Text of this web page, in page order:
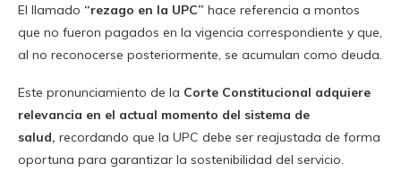
El llamado “rezago en la UPC” hace referencia a montos
que no fueron pagados en la vigencia correspondiente y que,
al no reconocerse posteriormente, se acumulan como deuda.
Este pronunciamiento de la Corte Constitucional adquiere
relevancia en el actual momento del sistema de
salud, recordando que la UPC debe ser reajustada de forma
oportuna para garantizar la sostenibilidad del servicio.